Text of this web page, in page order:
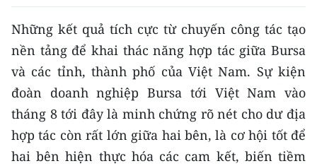
Những kết quả tích cực từ chuyến công tác tạo
nền tảng để khai thác năng hợp tác giữa Bursa
và các tỉnh, thành phố của Việt Nam. Sự kiện
đoàn doanh nghiệp Bursa tới Việt Nam vào
tháng 8 tới đây là minh chứng rõ nét cho dư địa
hợp tác còn rất lớn giữa hai bên, là cơ hội tốt để
hai bên hiện thực hóa các cam kết, biến tiềm